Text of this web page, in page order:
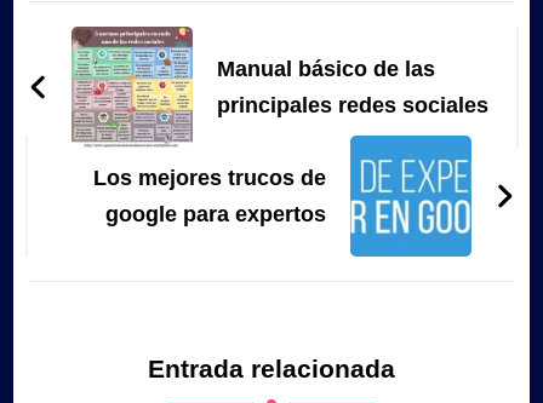
Navegación
de
entradas
Manual básico de las
principales redes sociales
Los mejores trucos de
google para expertos
Entrada relacionada